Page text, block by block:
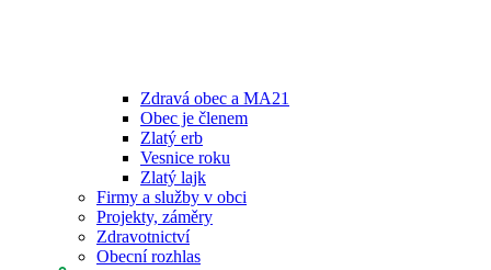
Zdravá obec a MA21
Obec je členem
Zlatý erb
Vesnice roku
Zlatý lajk
Firmy a služby v obci
Projekty, záměry
Zdravotnictví
Obecní rozhlas